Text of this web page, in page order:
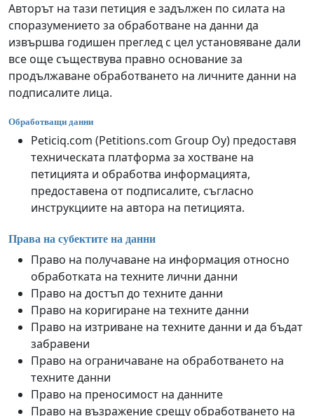
Авторът на тази петиция е задължен по силата на
споразумението за обработване на данни да
извършва годишен преглед с цел установяване дали
все още съществува правно основание за
продължаване обработването на личните данни на
подписалите лица.
Обработващи данни
Peticiq.com (Petitions.com Group Oy) предоставя
техническата платформа за хостване на
петицията и обработва информацията,
предоставена от подписалите, съгласно
инструкциите на автора на петицията.
Права на субектите на данни
Право на получаване на информация относно
обработката на техните лични данни
Право на достъп до техните данни
Право на коригиране на техните данни
Право на изтриване на техните данни и да бъдат
забравени
Право на ограничаване на обработването на
техните данни
Право на преносимост на данните
Право на възражение срещу обработването на